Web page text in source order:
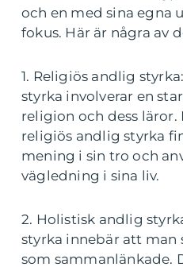
och en med sina egna
fokus. Här är några av
1. Religiös andlig
styrka involverar en
religion och dess
religiös andlig styrka
mening i sin tro och
vägledning i sina liv.
2. Holistisk andlig
styrka innebär att man
som sammanlänkade.